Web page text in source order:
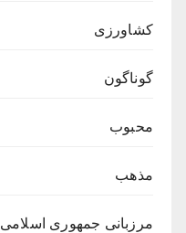
کشاورزی
گوناگون
محبوب
مذهب
مرزبانی جمهوری اسلامی